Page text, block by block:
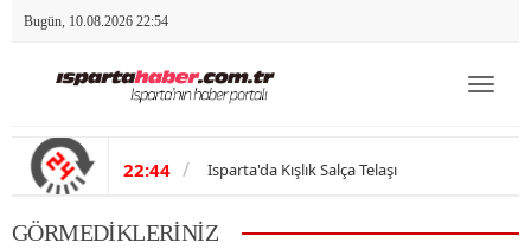
Bugün, 10.08.2026 22:54
Toggle
15:35 / Isparta Valiliği Basın Duyurusu
22:44 / Isparta'da Kışlık Salça Telaşı
22:25 / ISUBÜ'den Dev Başarı: Küresel Diploma Dönemi
GÖRMEDİKLERİNİZ